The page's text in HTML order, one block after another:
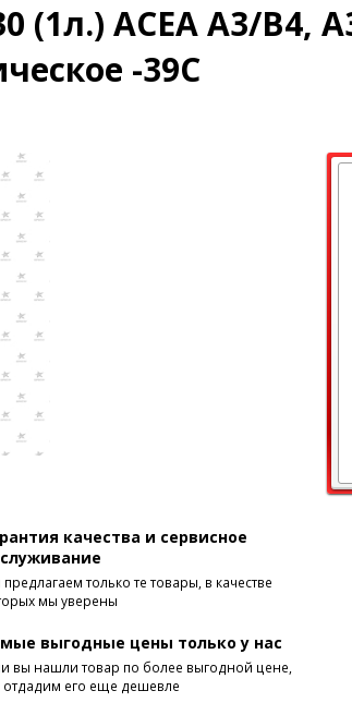
(1л.) ACEA A3/B4,
-39C
качества и сервисное
только те товары, в качестве
мы уверены
выгодные цены только у нас
вы нашли товар по более выгодной цене,
его еще дешевле